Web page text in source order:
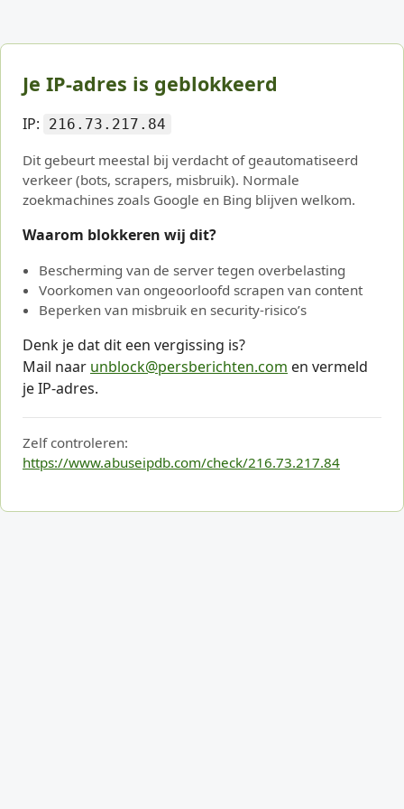
Je IP-adres is geblokkeerd
IP: 216.73.217.84
Dit gebeurt meestal bij verdacht of geautomatiseerd
verkeer (bots, scrapers, misbruik). Normale
zoekmachines zoals Google en Bing blijven welkom.
Waarom blokkeren wij dit?
Bescherming van de server tegen overbelasting
Voorkomen van ongeoorloofd scrapen van content
Beperken van misbruik en security-risico’s
Denk je dat dit een vergissing is?
Mail naar unblock@persberichten.com en vermeld
je IP-adres.
Zelf controleren:
https://www.abuseipdb.com/check/216.73.217.84